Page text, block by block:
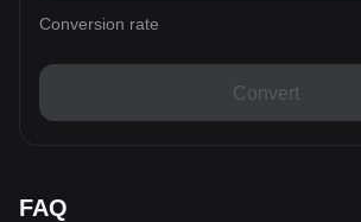
Conversion rate
Convert
FAQ